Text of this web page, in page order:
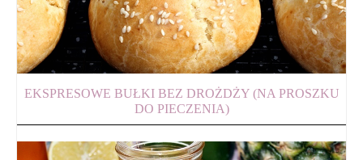
EKSPRESOWE BUŁKI BEZ DROŻDŻY (NA PROSZKU
DO PIECZENIA)